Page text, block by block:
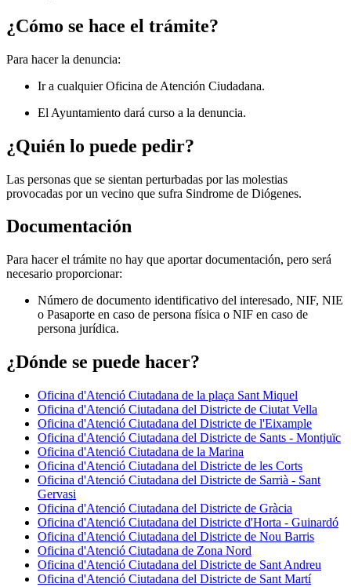
¿Cómo se hace el trámite?
Para hacer la denuncia:
Ir a cualquier Oficina de Atención Ciudadana.
El Ayuntamiento dará curso a la denuncia.
¿Quién lo puede pedir?
Las personas que se sientan perturbadas por las molestias
provocadas por un vecino que sufra Sindrome de Diógenes.
Documentación
Para hacer el trámite no hay que aportar documentación, pero será
necesario proporcionar:
Número de documento identificativo del interesado, NIF, NIE
o Pasaporte en caso de persona física o NIF en caso de
persona jurídica.
¿Dónde se puede hacer?
Oficina d'Atenció Ciutadana de la plaça Sant Miquel
Oficina d'Atenció Ciutadana del Districte de Ciutat Vella
Oficina d'Atenció Ciutadana del Districte de l'Eixample
Oficina d'Atenció Ciutadana del Districte de Sants - Montjuïc
Oficina d'Atenció Ciutadana de la Marina
Oficina d'Atenció Ciutadana del Districte de les Corts
Oficina d'Atenció Ciutadana del Districte de Sarrià - Sant
Gervasi
Oficina d'Atenció Ciutadana del Districte de Gràcia
Oficina d'Atenció Ciutadana del Districte d'Horta - Guinardó
Oficina d'Atenció Ciutadana del Districte de Nou Barris
Oficina d'Atenció Ciutadana de Zona Nord
Oficina d'Atenció Ciutadana del Districte de Sant Andreu
Oficina d'Atenció Ciutadana del Districte de Sant Martí